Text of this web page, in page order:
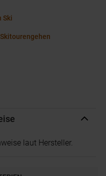
Ski
laut Hersteller.